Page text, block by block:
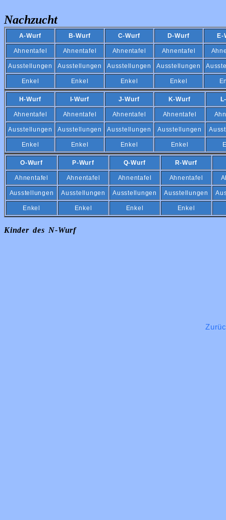
Nachzucht
A-Wurf B-Wurf C-Wurf D-Wurf E-
Ahnentafel Ahnentafel Ahnentafel Ahnentafel
Ausstellungen Ausstellungen Ausstellungen Ausstellungen
Enkel Enkel Enkel Enkel
H-Wurf I-Wurf J-Wurf K-Wurf
Ahnentafel Ahnentafel Ahnentafel Ahnentafel
Ausstellungen Ausstellungen Ausstellungen Ausstellungen
Enkel Enkel Enkel Enkel
O-Wurf P-Wurf Q-Wurf R-Wurf
Ahnentafel Ahnentafel Ahnentafel Ahnentafel
Ausstellungen Ausstellungen Ausstellungen Ausstellungen
Enkel Enkel Enkel Enkel
Kinder des N-Wurf